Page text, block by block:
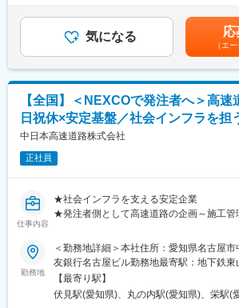
■教育体制：技術研修、安全教育研修、社
し、知見を深めていただきます。また、資
・残業は15～20時間、年間休日は114日で
の両立が可能です。
・「働き方改革」や「健康経営」を推進し
・2018年は、岩手県から「働き方改革モデ
1年間講師を招き、働き方改革を実行して
は、そこで得た知見を活用しつつ、日常の
ことからコツコツ改善していくことで労
す。
※5年連続で「健康経営優良法人」に認定さ
った中小企業の新たな冠“ブライト500”に
■実績：
「三陸国道管内測量設計」業務にて三陸国
三陸釜石地区道路設計」業務にて南三陸国
可能性があります。月給(月額)は固定手当
気になる 応
（エ
【全国】＜NEXCOで発注者へ＞高
日祝休×安定基盤／社会インフラを担
中日本高速道路株式会社
正社員
仕事内容
★社会インフラを支える安定企業
★発注者側として高速道路の企画～施工管
★ジョブローテーションで「保全・建設・
ャリア形成
■募集背景
老朽化した高速道路の大規模リニューアル
勤務地
＜勤務地詳細＞本社住所：愛知県名古屋
友銀行名古屋ビル勤務地最寄駅：地下鉄
対策：敷地内喫煙可能場所あり変更の範囲
（リモートワーク含む）
【最寄り駅】
伏見駅(愛知県)、丸の内駅(愛知県)、栄駅(